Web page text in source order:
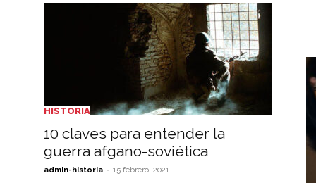
HISTORIA
10 claves para entender la
guerra afgano-soviética
admin-historia - 15 febrero, 2021